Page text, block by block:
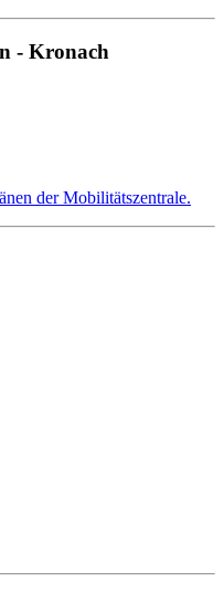
- Kronach
der Mobilitätszentrale.